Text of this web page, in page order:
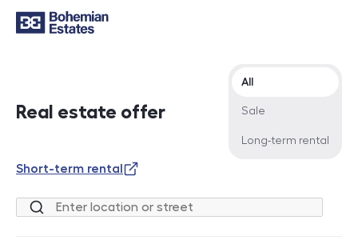
Real estate offer
Offer type
All
Sale
Long-term rental
Short-term rental
Location or street